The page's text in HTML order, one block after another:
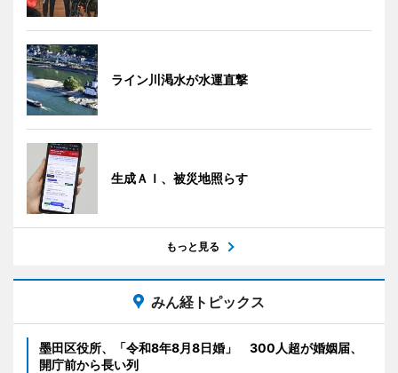
ライン川渇水が水運直撃
生成ＡＩ、被災地照らす
もっと見る
みん経トピックス
墨田区役所、「令和8年8月8日婚」 300人超が婚姻届、
開庁前から長い列